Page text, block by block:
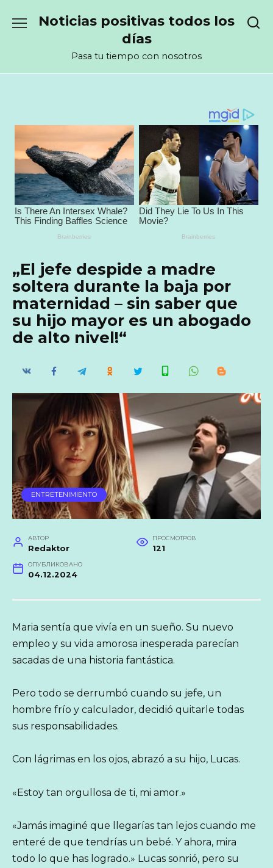
Noticias positivas todos los
días
Pasa tu tiempo con nosotros
„El jefe despide a madre
soltera durante la baja por
maternidad – sin saber que
su hijo mayor es un abogado
de alto nivel!“
ENTRETENIMIENTO
АВТОР
Redaktor
ПРОСМОТРОВ
121
ОПУБЛИКОВАНО
04.12.2024
Maria sentía que vivía en un sueño. Su nuevo
empleo y su vida amorosa inesperada parecían
sacadas de una historia fantástica.
Pero todo se derrumbó cuando su jefe, un
hombre frío y calculador, decidió quitarle todas
sus responsabilidades.
Con lágrimas en los ojos, abrazó a su hijo, Lucas.
«Estoy tan orgullosa de ti, mi amor.»
«Jamás imaginé que llegarías tan lejos cuando me
enteré de que tendrías un bebé. Y ahora, mira
todo lo que has logrado.» Lucas sonrió, pero su